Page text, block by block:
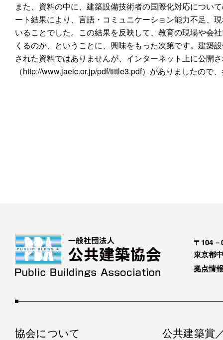
また、資料の中に、建築設備技術者の国際化対応につい
ート結果により、言語・コミュニケーション能力不足、
いることでした。この結果を反映して、教育の現場や会
くるのか、ということに、興味をもった次第です。建築
された資料ではありませんが、インターネット上に公開
（http://www.jaeic.or.jp/pdf/tittle3.pdf）がありましたので
〒104－
東京都
拠点情
協会について 公共建築賞